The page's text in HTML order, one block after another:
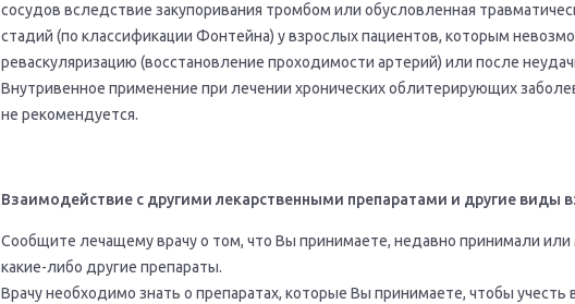
сосудов вследствие закупоривания тромбом или обусловленная
стадий (по классификации Фонтейна) у взрослых пациентов, которым
реваскуляризацию (восстановление проходимости артерий) или после
Внутривенное применение при лечении хронических облитерирующих
не рекомендуется.
Взаимодействие с другими лекарственными препаратами и другие виды
Сообщите лечащему врачу о том, что Вы принимаете, недавно принимали
какие-либо другие препараты.
Врачу необходимо знать о препаратах, которые Вы принимаете, чтобы